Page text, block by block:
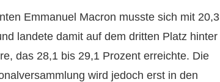
Emmanuel Macron musste sich mit 20,3
landete damit auf dem dritten Platz hinter
das 28,1 bis 29,1 Prozent erreichte. Die
wird jedoch erst in den